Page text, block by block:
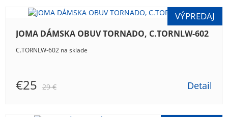
JOMA DÁMSKA OBUV TORNADO, C.TORNLW-602
C.TORNLW-602 na sklade
€25 29 € Detail